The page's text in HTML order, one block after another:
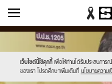
ข่าว
เว็บไซต์นี้ใช้คุกกี้ เพื่อให้ท่านได้รับประสบการ
ของเรา โปรดศึกษาเพิ่มเติมที่ นโยบายความ
Sanook
//s.isanook.com/sr/0/
new-
sanook.png
//s.isanook.com/ns/0/ud/
01.jpg